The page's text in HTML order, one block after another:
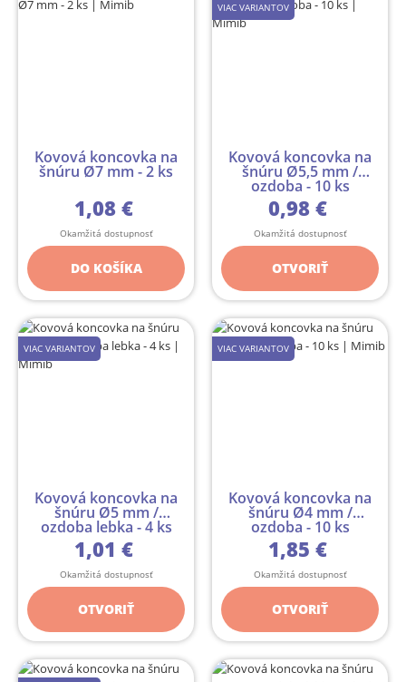
Kovová koncovka na
šnúru Ø7 mm - 2 ks
1,08 €
Okamžitá dostupnosť
DO KOŠÍKA
VIAC VARIANTOV
Kovová koncovka na
šnúru Ø5,5 mm /
ozdoba - 10 ks
0,98 €
Okamžitá dostupnosť
OTVORIŤ
VIAC VARIANTOV
Kovová koncovka na
šnúru Ø5 mm /
ozdoba lebka - 4 ks
1,01 €
Okamžitá dostupnosť
OTVORIŤ
VIAC VARIANTOV
Kovová koncovka na
šnúru Ø4 mm /
ozdoba - 10 ks
1,85 €
Okamžitá dostupnosť
OTVORIŤ